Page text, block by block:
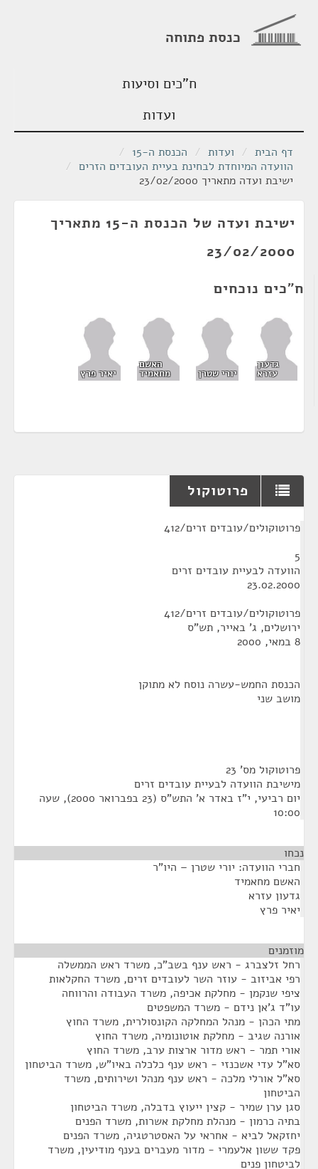
כנסת פתוחה
ח"כים וסיעות
ועדות
דף הבית / ועדות / הכנסת ה-15
/
הוועדה המיוחדת לבחינת בעיית העובדים הזרים /
ישיבת ועדה מתאריך 23/02/2000
ישיבת ועדה של הכנסת ה-15 מתאריך
23/02/2000
ח"כים נוכחים
גדעון
עזרא יורי שטרן
האשם
מחאמיד יאיר פרץ
פרוטוקול
פרוטוקולים/עובדים זרים/412
5
הוועדה לבעיית עובדים זרים
23.02.2000
פרוטוקולים/עובדים זרים/412
ירושלים, ג' באייר, תש"ס
8 במאי, 2000
הכנסת החמש-עשרה נוסח לא מתוקן
מושב שני
פרוטוקול מס' 23
מישיבת הוועדה לבעיית עובדים זרים
יום רביעי, י”ז באדר א' התש"ס (23 בפברואר 2000), שעה
10:00
נכחו
חברי הוועדה: יורי שטרן – היו"ר
האשם מחאמיד
גדעון עזרא
יאיר פרץ
מוזמנים
רחל זלצברג - ראש ענף בשב"כ, משרד ראש הממשלה
רפי אביזוב - עוזר השר לעובדים זרים, משרד החקלאות
ציפי שנקמן - מחלקת אכיפה, משרד העבודה והרווחה
עו"ד ג'אן נידם - משרד המשפטים
מתי הכהן - מנהל המחלקה הקונסולרית, משרד החוץ
אורנה שגיב - מחלקת אוטונומיה, משרד החוץ
אורי תמר - ראש מדור ארצות ערב, משרד החוץ
סא"ל עדי אשכנזי - ראש ענף כלכלה באיו"ש, משרד הביטחון
סא”ל אורלי מלכה - ראש ענף מנהל ושירותים, משרד
הביטחון
סגן ערן שמיר - קצין ייעוץ בדבלה, משרד הביטחון
בתיה כרמון - מנהלת מחלקת אשרות, משרד הפנים
יחזקאל לביא - אחראי על האסטרטגיה, משרד הפנים
פקד ששון אלעמרי - מדור מעברים בענף מודיעין, משרד
לביטחון פנים